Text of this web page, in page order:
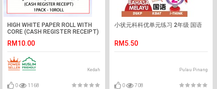
HIGH WHITE PAPER ROLL WITH
CORE (CASH REGISTER RECEIPT)
#POS RECEIPT PAPER
RM10.00
Kedah
0 1168
小状元科科优单元练习 2年级 国语
RM5.50
Pulau Pinang
0 708